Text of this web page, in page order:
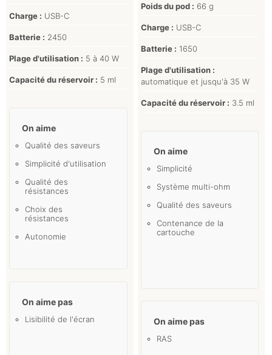
Charge : USB-C
Batterie : 2450
Plage d'utilisation : 5 à 40 W
Capacité du réservoir : 5 ml
On aime
Qualité des saveurs
Simplicité d'utilisation
Qualité des
résistances
Choix des
résistances
Autonomie
On aime pas
Lisibilité de l'écran
Poids du pod : 66 g
Charge : USB-C
Batterie : 1650
Plage d'utilisation :
automatique et jusqu'à 35 W
Capacité du réservoir : 3.5 ml
On aime
Simplicité
Système multi-ohm
Qualité des saveurs
Contenance de la
cartouche
On aime pas
RAS